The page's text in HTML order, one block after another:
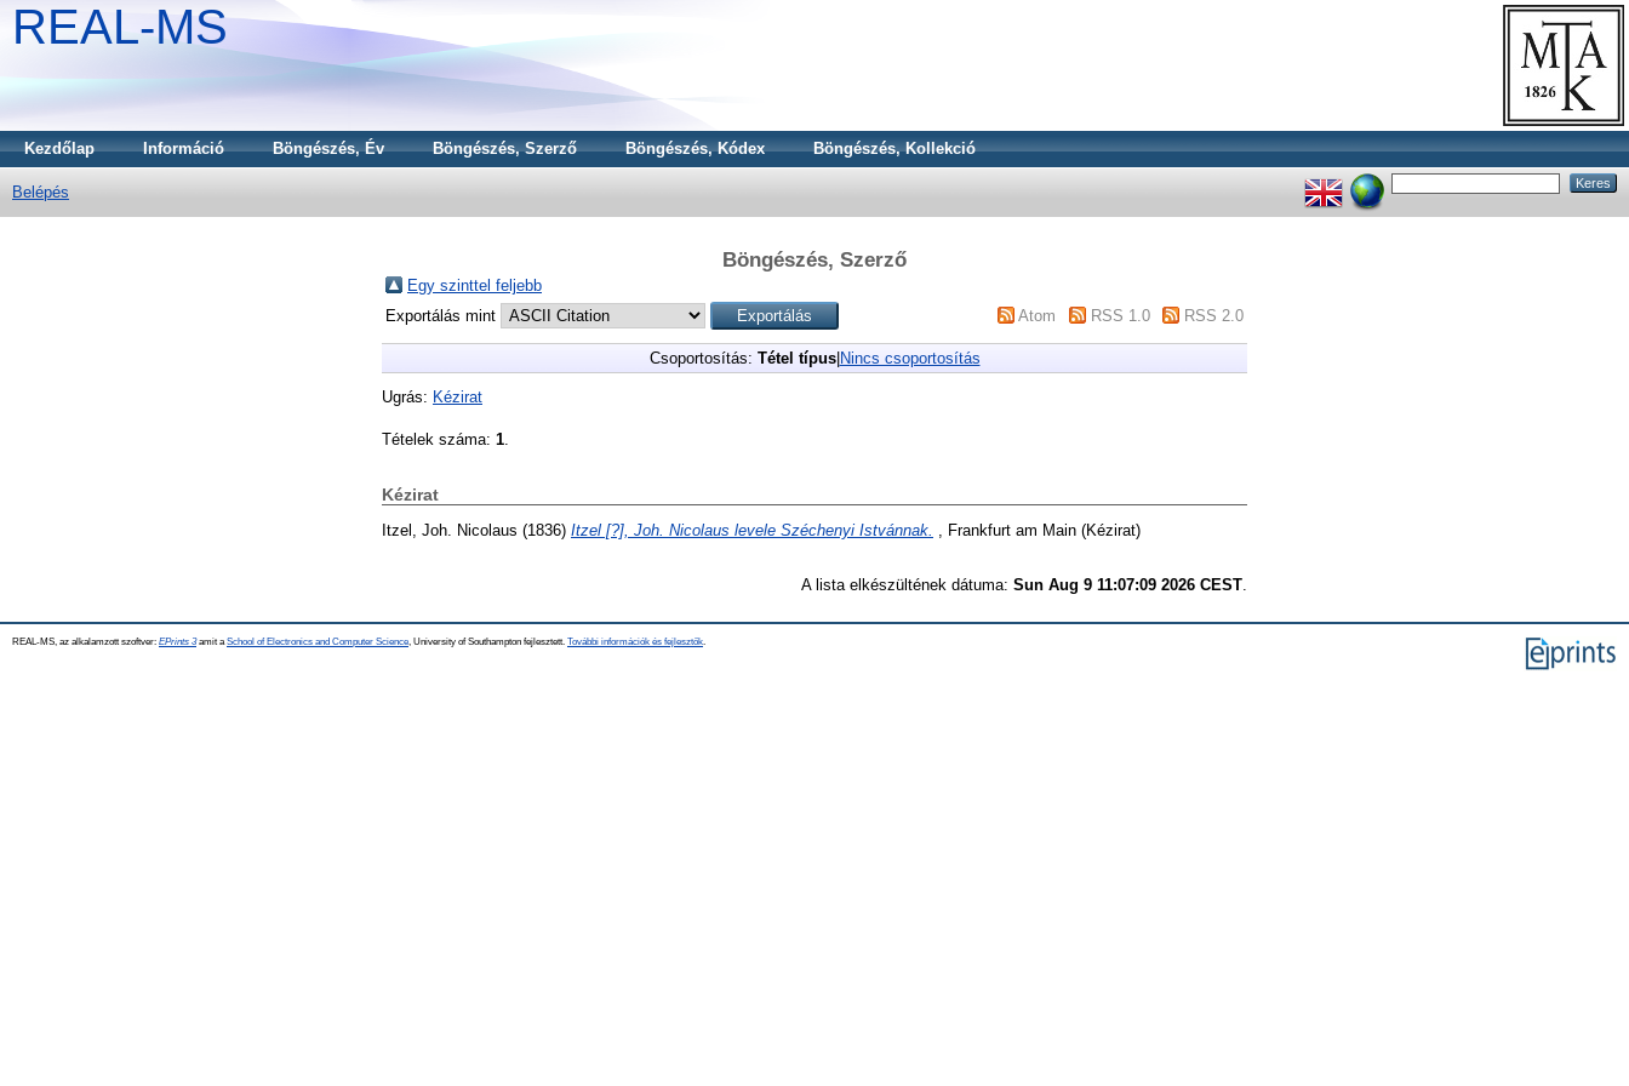
REAL-MS
Kezdőlap Információ Böngészés, Év Böngészés, Szerző Böngészés, Kódex Böngészés, Kollekció
Belépés
Böngészés, Szerző
Egy szinttel feljebb
Exportálás mint
Atom RSS 1.0 RSS 2.0
Csoportosítás: Tétel típus| Nincs csoportosítás
Ugrás: Kézirat
Tételek száma: 1
Kézirat
Itzel, Joh. Nicolaus (1836) Itzel [?], Joh. Nicolaus levele Széchenyi Istvánnak. , Frankfurt am Main (Kézirat)
A lista elkészültének dátuma: Sun Aug 9 11:07:09 2026 CEST
REAL-MS, az alkalamzott szoftver: EPrints 3amit a School of Electronics and Computer Science , University of Southampton fejlesztett. További információk és fejlesztők